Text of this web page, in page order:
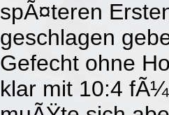
spÃ¤teren
geschlagen
Gefecht ohne
klar mit 10:4